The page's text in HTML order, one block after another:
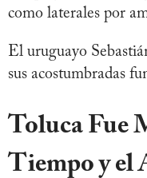
como laterales por
El uruguayo
sus acostumbradas
Toluca Fue
Tiempo y el